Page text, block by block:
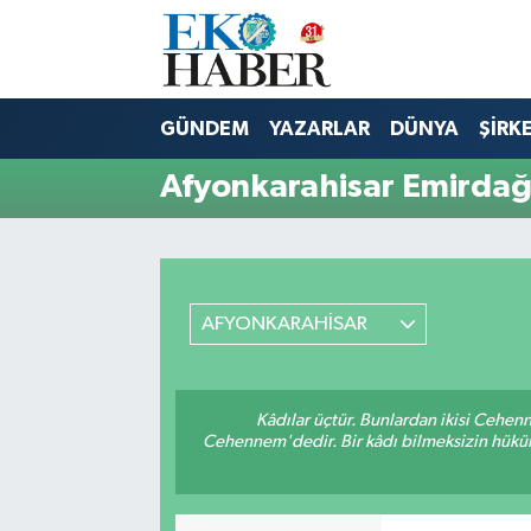
GÜNDEM YAZARLAR DÜNYA
Afyonkarahisar
AFYONKARAHİSAR
Kâdılar üçtür. Bunlardan ikisi
Cehennem'dedir. Bir kâdı bilmeksizin
Hava Durumu
Son Dakika Haberleri
Haber Arşivi